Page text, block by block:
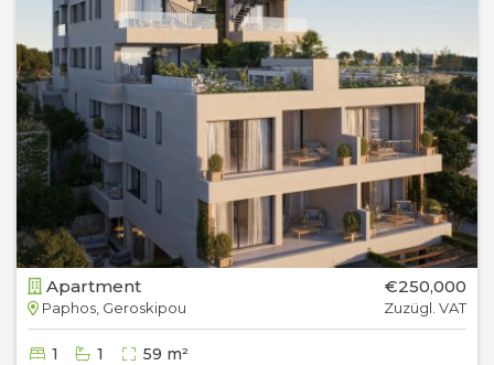
Apartment
Paphos, Geroskipou
€250,000
Zuzügl. VAT
1 1 59 m²